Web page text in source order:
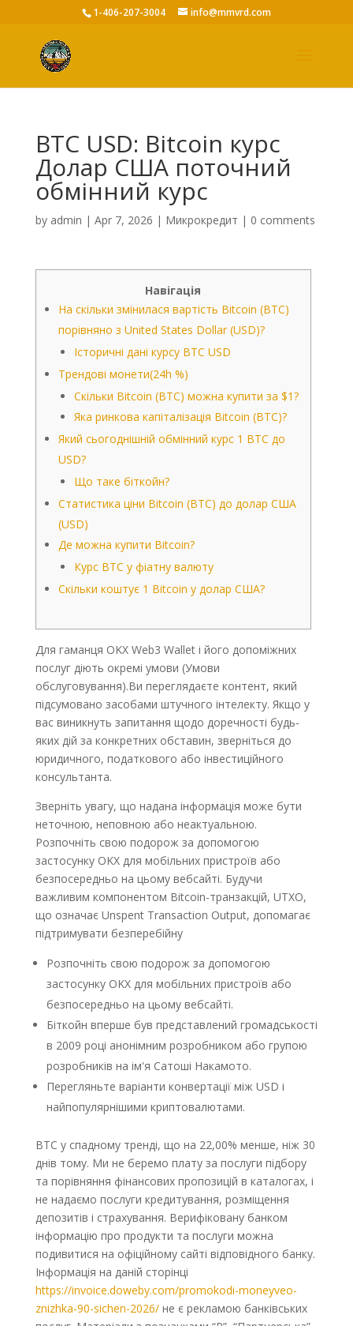
1-406-207-3004 info@mmvrd.com
BTC USD: Bitcoin курс
Долар США поточний
обмінний курс
by admin | Apr 7, 2026 | Микрокредит | 0 comments
Навігація
На скільки змінилася вартість Bitcoin (BTC)
порівняно з United States Dollar (USD)?
Історичні дані курсу BTC USD
Трендові монети(24h %)
Скільки Bitcoin (BTC) можна купити за $1?
Яка ринкова капіталізація Bitcoin (BTC)?
Який сьогоднішній обмінний курс 1 BTC до
USD?
Що таке біткойн?
Статистика ціни Bitcoin (BTC) до долар США
(USD)
Де можна купити Bitcoin?
Курс BTC у фіатну валюту
Скільки коштує 1 Bitcoin у долар США?
Для гаманця OKX Web3 Wallet і його допоміжних
послуг діють окремі умови (Умови
обслуговування).Ви переглядаєте контент, який
підсумовано засобами штучного інтелекту. Якщо у
вас виникнуть запитання щодо доречності будь-
яких дій за конкретних обставин, зверніться до
юридичного, податкового або інвестиційного
консультанта.
Зверніть увагу, що надана інформація може бути
неточною, неповною або неактуальною.
Розпочніть свою подорож за допомогою
застосунку OKX для мобільних пристроїв або
безпосередньо на цьому вебсайті. Будучи
важливим компонентом Bitcoin-транзакцій, UTXO,
що означає Unspent Transaction Output, допомагає
підтримувати безперебійну
Розпочніть свою подорож за допомогою
застосунку OKX для мобільних пристроїв або
безпосередньо на цьому вебсайті.
Біткойн вперше був представлений громадськості
в 2009 році анонімним розробником або групою
розробників на ім'я Сатоші Накамото.
Перегляньте варіанти конвертації між USD і
найпопулярнішими криптовалютами.
BTC у спадному тренді, що на 22,00% менше, ніж 30
днів тому. Ми не беремо плату за послуги підбору
та порівняння фінансових пропозицій в каталогах, і
не надаємо послуги кредитування, розміщення
депозитів і страхування. Верифіковану банком
інформацію про продукти та послуги можна
подивитися на офіційному сайті відповідного банку.
Інформація на даній сторінці
https://invoice.doweby.com/promokodi-moneyveo-
znizhka-90-sichen-2026/не є рекламою банківських